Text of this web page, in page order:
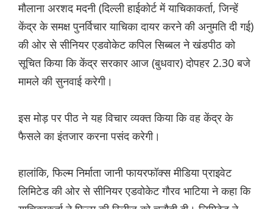
मौलाना अरशद मदनी (दिल्ली हाईकोर्ट में याचिकाकर्ता, जिन्हें
केंद्र के समक्ष पुनर्विचार याचिका दायर करने की अनुमति दी गई)
की ओर से सीनियर एडवोकेट कपिल सिब्बल ने खंडपीठ को
सूचित किया कि केंद्र सरकार आज (बुधवार) दोपहर 2.30 बजे
मामले की सुनवाई करेगी।
इस मोड़ पर पीठ ने यह विचार व्यक्त किया कि वह केंद्र के
फैसले का इंतजार करना पसंद करेगी।
हालांकि, फिल्म निर्माता जानी फायरफॉक्स मीडिया प्राइवेट
लिमिटेड की ओर से सीनियर एडवोकेट गौरव भाटिया ने कहा कि